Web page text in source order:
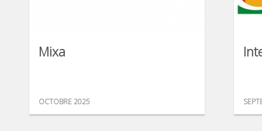
Mixa
OCTOBRE 2025